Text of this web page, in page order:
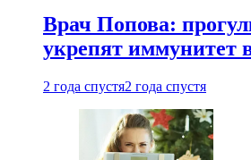
Врач Попова:
укрепят иммунитет
2 года спустя2 года спустя